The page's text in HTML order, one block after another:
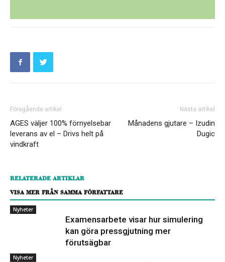
Föregående artikel
AGES väljer 100% förnyelsebar
leverans av el – Drivs helt på
vindkraft
Nästa artikel
Månadens gjutare – Izudin
Dugic
RELATERADE ARTIKLAR
VISA MER FRÅN SAMMA FÖRFATTARE
Nyheter
Examensarbete visar hur simulering
kan göra pressgjutning mer
förutsägbar
Nyheter